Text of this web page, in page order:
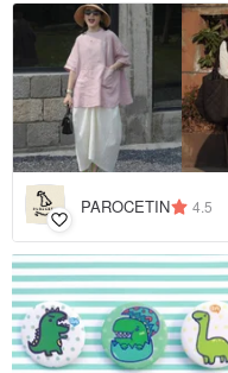
PAROCETIN 4.5